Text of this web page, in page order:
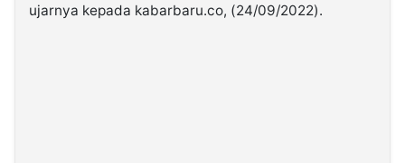
ujarnya kepada kabarbaru.co, (24/09/2022).